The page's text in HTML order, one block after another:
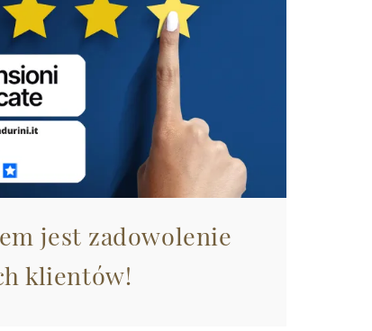
jest zadowolenie
klientów!